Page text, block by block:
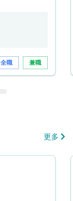
全職 兼職
更多